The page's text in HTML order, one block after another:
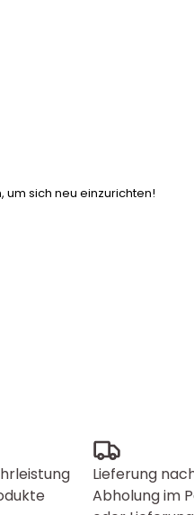
um sich neu einzurichten!
Lieferung
Abholung im